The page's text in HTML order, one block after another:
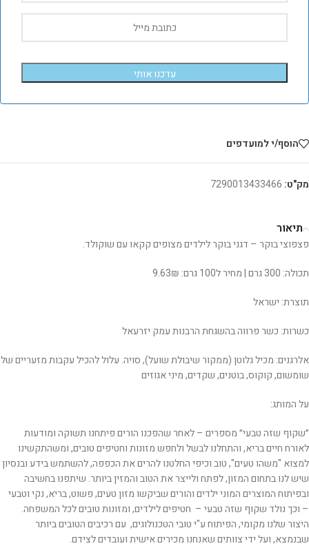
עדכנו אותי
הוסף/י למועדפים
מק"ט: 7290013433466
תיאור
פצפוצי בוקר – דגני בוקר לילדים מצופים קקאו עם שוקולד.
תכולה: 300 גרם | מחיר ל100 גרם: 9.63₪
תוצרת: ישראל
כשרות: כשר פרווה בהשגחת הרבנות עמק יזרעאל
אלרגנים: מכיל גלוטן (ממקור שיבולת שועל), סויה. עלול להכיל עקבות מזעריים של
שומשום, קוקוס, בוטנים, שקדים, מיני אגוזים
על המותג:
״שקוף שזה טבעי״ מספרים – לאחר שהפכנו הורים פיתחנו תשוקה ומודעות
לאורח חיים בריא, והתחלנו לבשל ולחפש מזונות וחטיפים טובים, ומשהתקשינו
למצוא "משהו טעים", טוב וכיפי החלטנו להרים את הכפפה, להשתמש בידע ובנסיון
שיש לנו בתחום המזון, לפתח ולייצר את הטוב והמזין ביותר. שיתפנו בחשיבה
ובפיתוח המוצרים המוני ילדים והורים שביקשו מזון טעים, פשוט, בריא, נקי וטבעי
– וכך נולד שקוף שזה טבעי – חטיפים לילדים, ומזונות טובים לכל המשפחה.
היצור שלנו מקומי, הפיתוח ע"י טובי הטכנולוגים, עם רכיבים הטובים ביותר
שבנמצא, ועל ידי צוותים שאנחנו מכירים אישית ועובדים לצידם.